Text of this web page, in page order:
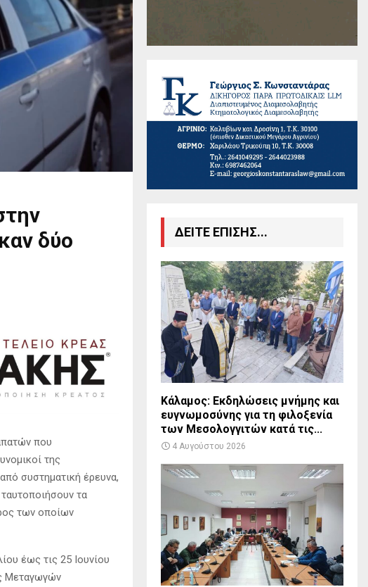
δύο
που
της
συστηματική έρευνα,
τα
των οποίων
έως τις 25 Ιουνίου
Μεταγωγών
ΔΕΙΤΕ ΕΠΙΣΗΣ...
Κάλαμος: Εκδηλώσεις μνήμης και
ευγνωμοσύνης για τη φιλοξενία
των Μεσολογγιτών κατά τις...
4 Αυγούστου 2026